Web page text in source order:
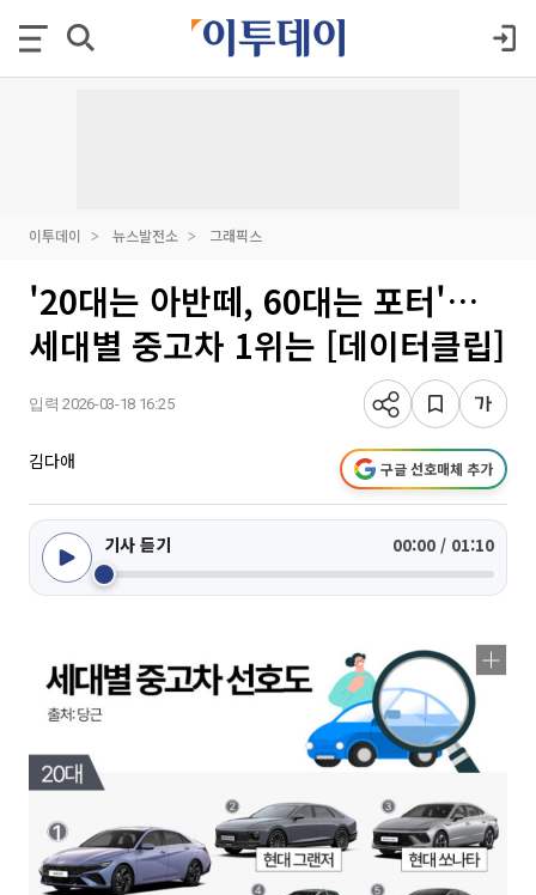
이투데이 뉴스발전소 그래픽스
'20대는 아반떼, 60대는 포터'…
세대별 중고차 1위는 [데이터클립]
입력 2026-03-18 16:25
김다애 구글 선호매체 추가
기사 듣기 00:00 / 01:10